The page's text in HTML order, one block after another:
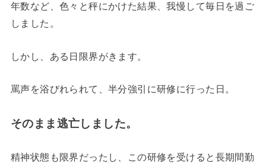
年数など、色々と秤にかけた結果、我慢して毎日を過ご
しました。
しかし、ある日限界がきます。
罵声を浴びれられて、半分強引に研修に行った日。
そのまま逃亡しました。
精神状態も限界だったし、この研修を受けると長期間勤